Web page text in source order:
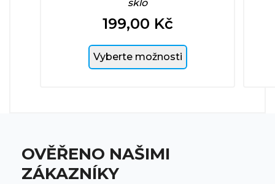
sklo
Cena
199,00 Kč
Vyberte možnosti
OVĚŘENO NAŠIMI
ZÁKAZNÍKY